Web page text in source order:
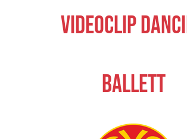
Videoclip
Ballett